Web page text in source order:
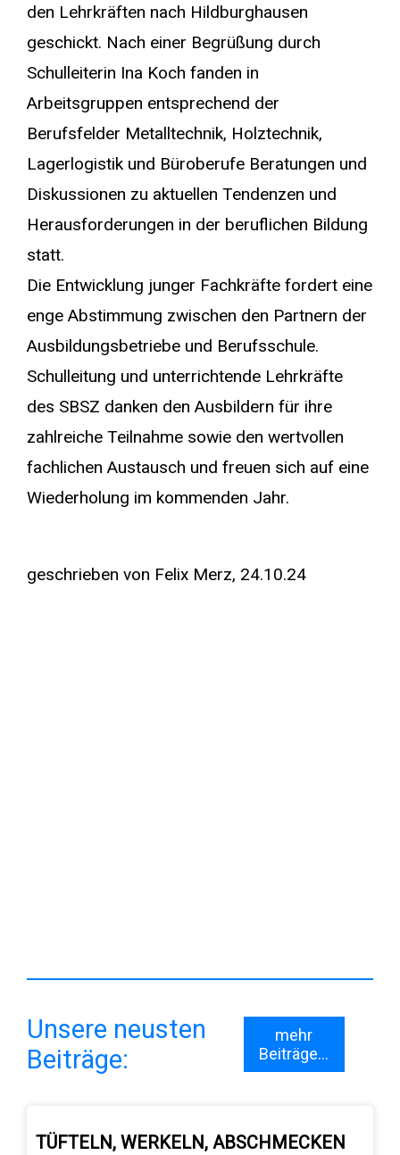
den Lehrkräften nach Hildburghausen
geschickt. Nach einer Begrüßung durch
Schulleiterin Ina Koch fanden in
Arbeitsgruppen entsprechend der
Berufsfelder Metalltechnik, Holztechnik,
Lagerlogistik und Büroberufe Beratungen und
Diskussionen zu aktuellen Tendenzen und
Herausforderungen in der beruflichen Bildung
statt.
Die Entwicklung junger Fachkräfte fordert eine
enge Abstimmung zwischen den Partnern der
Ausbildungsbetriebe und Berufsschule.
Schulleitung und unterrichtende Lehrkräfte
des SBSZ danken den Ausbildern für ihre
zahlreiche Teilnahme sowie den wertvollen
fachlichen Austausch und freuen sich auf eine
Wiederholung im kommenden Jahr.
geschrieben von Felix Merz, 24.10.24
Unsere neusten
Beiträge:
mehr
Beiträge...
TÜFTELN, WERKELN, ABSCHMECKEN